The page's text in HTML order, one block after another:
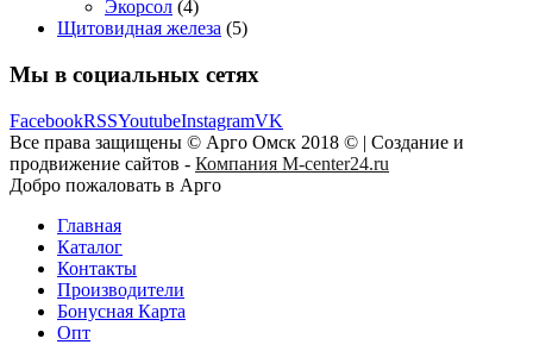
Экорсол (4)
Щитовидная железа (5)
Мы в социальных сетях
FacebookRSSYoutubeInstagramVK
Все права защищены © Арго Омск 2018 © | Создание и
продвижение сайтов - Компания M-center24.ru
Добро пожаловать в Арго
Главная
Каталог
Контакты
Производители
Бонусная Карта
Опт